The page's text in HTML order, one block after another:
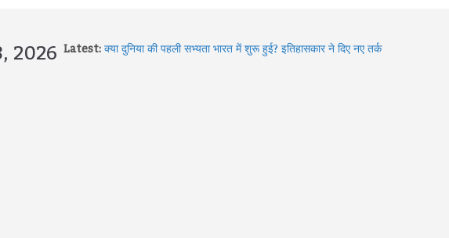
2026 Latest: क्या दुनिया की पहली सभ्यता भारत में शुरू हुई? इतिहासकार ने दिए नए तर्क